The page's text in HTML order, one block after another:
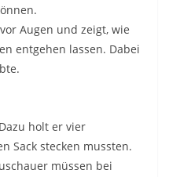
Augen und zeigt, wie
entgehen lassen. Dabei
holt er vier
Sack stecken mussten.
müssen bei